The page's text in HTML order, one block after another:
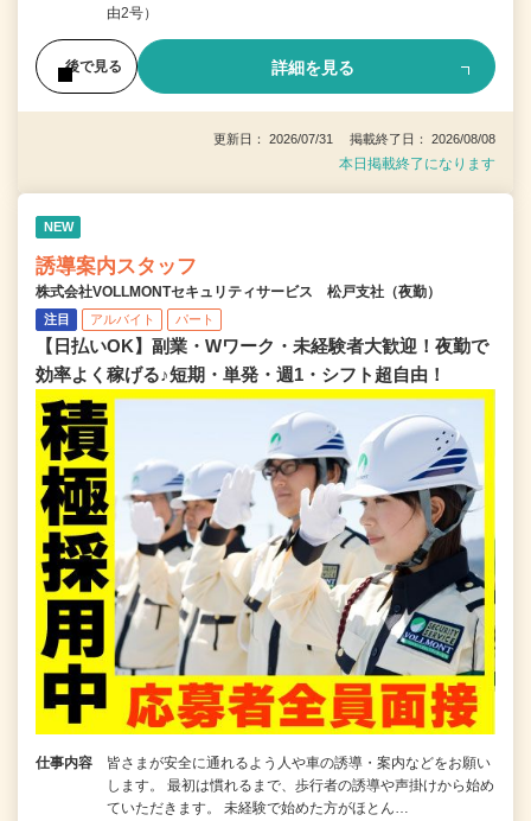
由2号）
後で見る 詳細を見る
更新日： 2026/07/31 掲載終了日： 2026/08/08
本日掲載終了になります
NEW
誘導案内スタッフ
株式会社VOLLMONTセキュリティサービス 松戸支社（夜勤）
注目 アルバイト パート
【日払いOK】副業・Wワーク・未経験者大歓迎！夜勤で
効率よく稼げる♪短期・単発・週1・シフト超自由！
仕事内容
皆さまが安全に通れるよう人や車の誘導・案内などをお願い
します。 最初は慣れるまで、歩行者の誘導や声掛けから始め
ていただきます。 未経験で始めた方がほとん…